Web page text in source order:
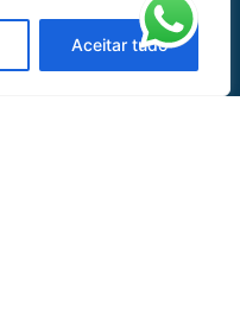
Aceitar tudo
Oficina de Mangueiras